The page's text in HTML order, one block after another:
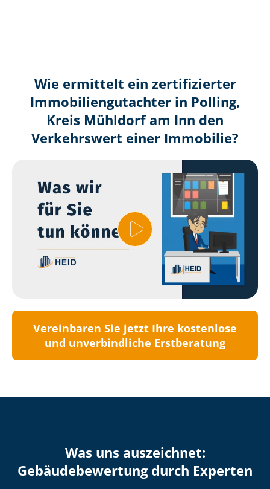
Wie ermittelt ein zertifizierter
Immobilien­gutachter in Polling,
Kreis Mühldorf am Inn den
Verkehrswert einer Immobilie?
Vereinbaren Sie jetzt Ihre kostenlose
und unverbindliche Erstberatung
Was uns auszeichnet:
Ge­bäu­de­be­wer­tung durch Experten